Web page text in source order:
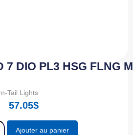
7 DIO PL3 HSG FLNG
Tail Lights
57.05$
Ajouter au panier